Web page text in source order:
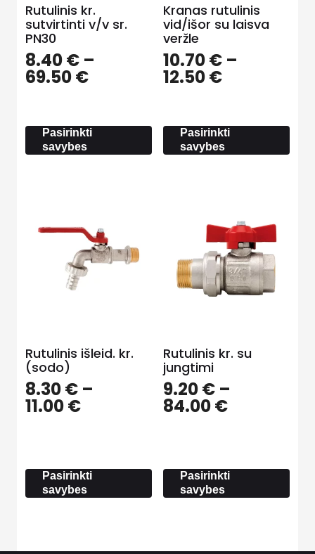
Rutulinis kr.
sutvirtinti v/v sr.
PN30
8.40€ –
69.50€Price
through
69.50 €
Pasirinkti
savybes
Kranas rutulinis
vid/išor su laisva
veržle
10.70€ –
12.50€Price
through
12.50 €
Pasirinkti
savybes
Rutulinis išleid. kr.
(sodo)
8.30€ –
11.00€Price
11.00 €
Pasirinkti
savybes
Rutulinis kr. su
jungtimi
9.20€ –
84.00€Price
84.00 €
Pasirinkti
savybes